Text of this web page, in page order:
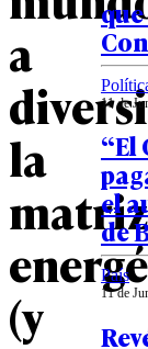
a
la
matriz
(y
11 de
“El
el
de
País
11 de